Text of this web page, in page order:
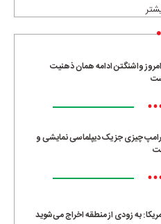
واشنگتن ادامه همان ذهنیت
چیزی جز یک دیپلماسی نمایشی و
به زودی از منطقه اخراج می‌شوید